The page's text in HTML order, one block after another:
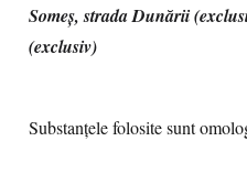
Someș, strada Dunării
(exclusiv)
Substanțele folosite sunt